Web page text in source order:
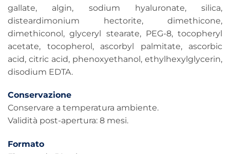
gallate, algin, sodium hyaluronate, silica,
disteardimonium hectorite, dimethicone,
dimethiconol, glyceryl stearate, PEG-8, tocopheryl
acetate, tocopherol, ascorbyl palmitate, ascorbic
acid, citric acid, phenoxyethanol, ethylhexylglycerin,
disodium EDTA.
Conservazione
Conservare a temperatura ambiente.
Validità post-apertura: 8 mesi.
Formato